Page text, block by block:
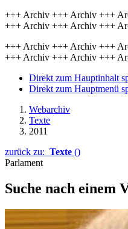
+++ Archiv +++ Archiv +++
+++ Archiv +++ Archiv +++
+++ Archiv +++ Archiv +++
+++ Archiv +++ Archiv +++
Direkt zum Hauptinhalt
Direkt zum Hauptmenü
Webarchiv
Texte
2011
zurück zu: Texte ()
Parlament
Suche nach einem